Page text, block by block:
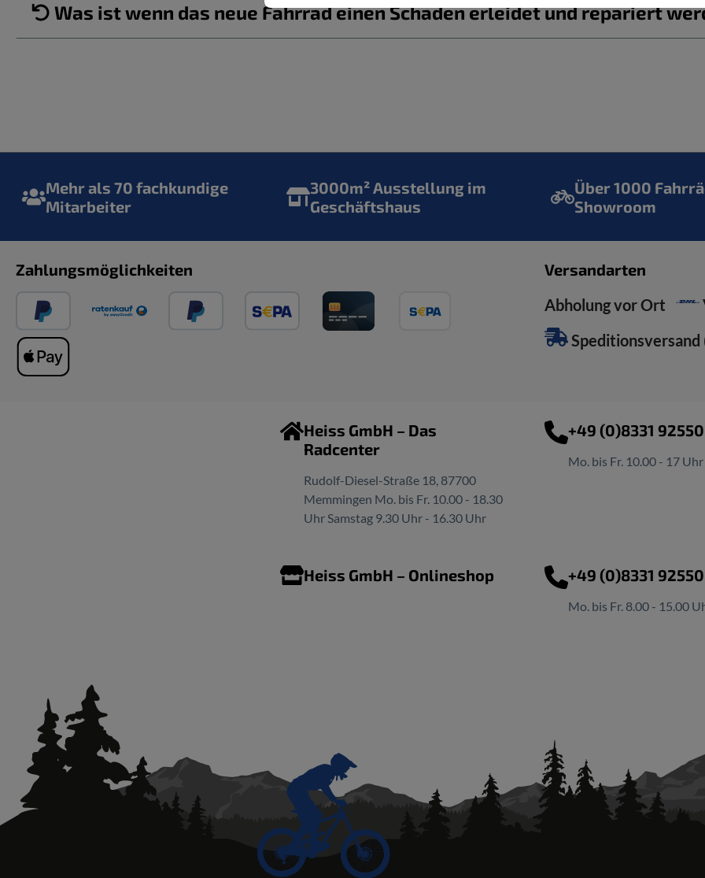
Was ist wenn das neue Fahrrad einen Schaden erleidet und repariert
Mehr als 70 fachkundige
Mitarbeiter
3000m² Ausstellung im
Geschäftshaus
Über 1000
Showroom
Zahlungsmöglichkeiten
Versandarten
Abholung vor Ort
Heiss GmbH – Das
Radcenter
Rudolf-Diesel-Straße 18, 87700
Memmingen Mo. bis Fr. 10.00 - 18.30
Uhr Samstag 9.30 Uhr - 16.30 Uhr
+49 (0)8331
Mo. bis Fr. 10.00 - 17 Uhr
Heiss GmbH – Onlineshop +49 (0)8331
Mo. bis Fr. 8.00 - 15.00